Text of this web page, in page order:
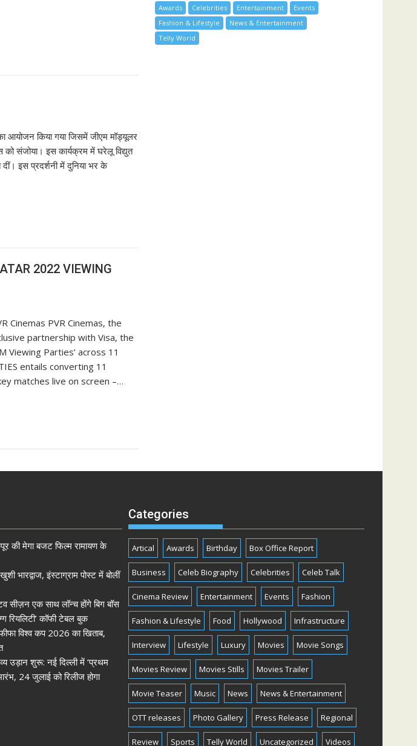
आयोजन किया गया जिसमें जीएम मॉड्यूलर
संजोया। इस कार्यक्रम में घरेलू विद्युत
इस प्रदर्शनी में दुनिया भर के
2022 VIEWING
Cinemas PVR Cinemas, the
partnership with Visa, the
Viewing Parties’ across 11
entails converting 11
matches live on screen –…
Awards Celebrities Entertainment
Events
Fashion & Lifestyle
News & Entertainment
Telly World
की मेगा बजट फिल्म रामायण के
भारद्वाज, इंस्टाग्राम पोस्ट में बोलीं
सीज़न एक साथ लॉन्च होंगे बिग बॉस
रियलिटी’ कॉफी टेबल बुक
विश्व कप 2026 का खिताब,
उड़ान शुरू: नई दिल्ली में ‘प्रथम
24 जुलाई को रिलीज होगा
Categories
Artical Awards Birthday Box Office Report
Business Celeb Biography Celebrities Celeb Talk
Cinema Review Entertainment Events Fashion
Fashion & Lifestyle Food Hollywood Infrastructure
Interview Lifestyle Luxury Movies Movie Songs
Movies Review Movies Stills Movies Trailer
Movie Teaser Music News News & Entertainment
OTT releases Photo Gallery Press Release Regional
Review Sports Telly World Uncategorized Videos